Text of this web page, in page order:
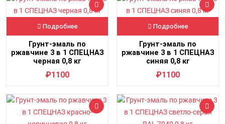
Подробнее
Грунт-эмаль по
ржавчине 3 в 1 СПЕЦНАЗ
черная 0,8 кг
₽1100
Подробнее
Грунт-эмаль по
ржавчине 3 в 1 СПЕЦНАЗ
синяя 0,8 кг
₽1100